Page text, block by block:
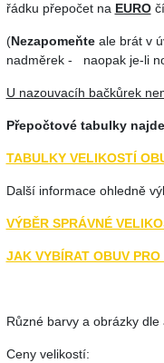
řádku přepočet na EURO
(Nezapomeňteale brát v
nadměrek - naopak je-li
U nazouvacíh bačkůrek
Přepočtové tabulky
TABULKY VELIKOSTÍ
Další informace ohledně
VÝBĚR SPRÁVNÉ
JAK VYBÍRAT OBUV PRO
Různé barvy a obrázky
Ceny velikostí: